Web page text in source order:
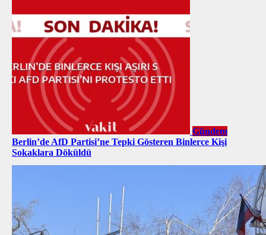
Gündem
Berlin’de AfD Partisi’ne Tepki Gösteren Binlerce Kişi
Sokaklara Döküldü